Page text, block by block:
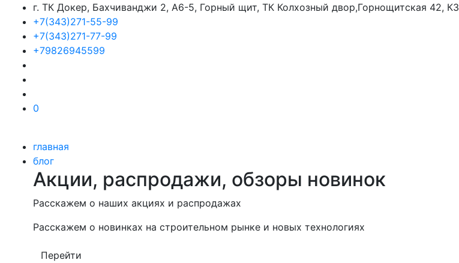
г. ТК Докер, Бахчиванджи 2, А6-5, Горный щит, ТК Колхозный двор,Горнощитская 42, К3
+7(343)271-55-99
+7(343)271-77-99
+79826945599
0
главная
блог
Акции, распродажи, обзоры новинок
Расскажем о наших акциях и распродажах
Расскажем о новинках на строительном рынке и новых технологиях
Перейти